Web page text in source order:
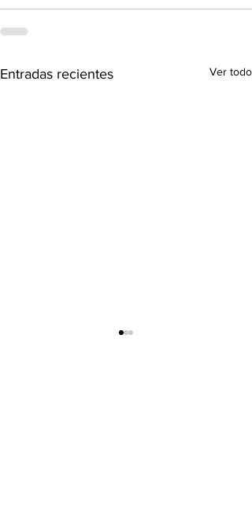
Entradas recientes Ver todo